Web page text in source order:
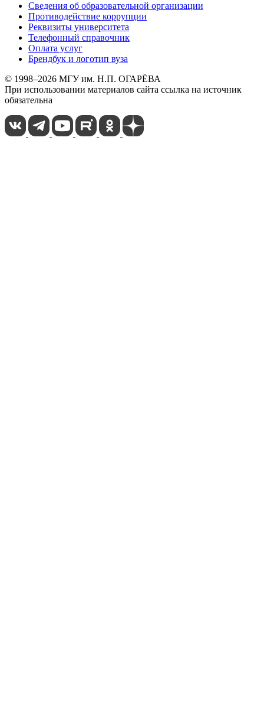
Сведения об образовательной организации
Противодействие коррупции
Реквизиты университета
Телефонный справочник
Оплата услуг
Брендбук и логотип вуза
© 1998–2026 МГУ им. Н.П. ОГАРЁВА
При использовании материалов сайта ссылка на источник
обязательна